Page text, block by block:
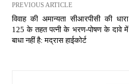
PREVIOUS ARTICLE
विवाह की अमान्यता सीआरपीसी की धारा
125 के तहत पत्नी के भरण-पोषण के दावे में
बाधा नहीं है: मद्रास हाईकोर्ट